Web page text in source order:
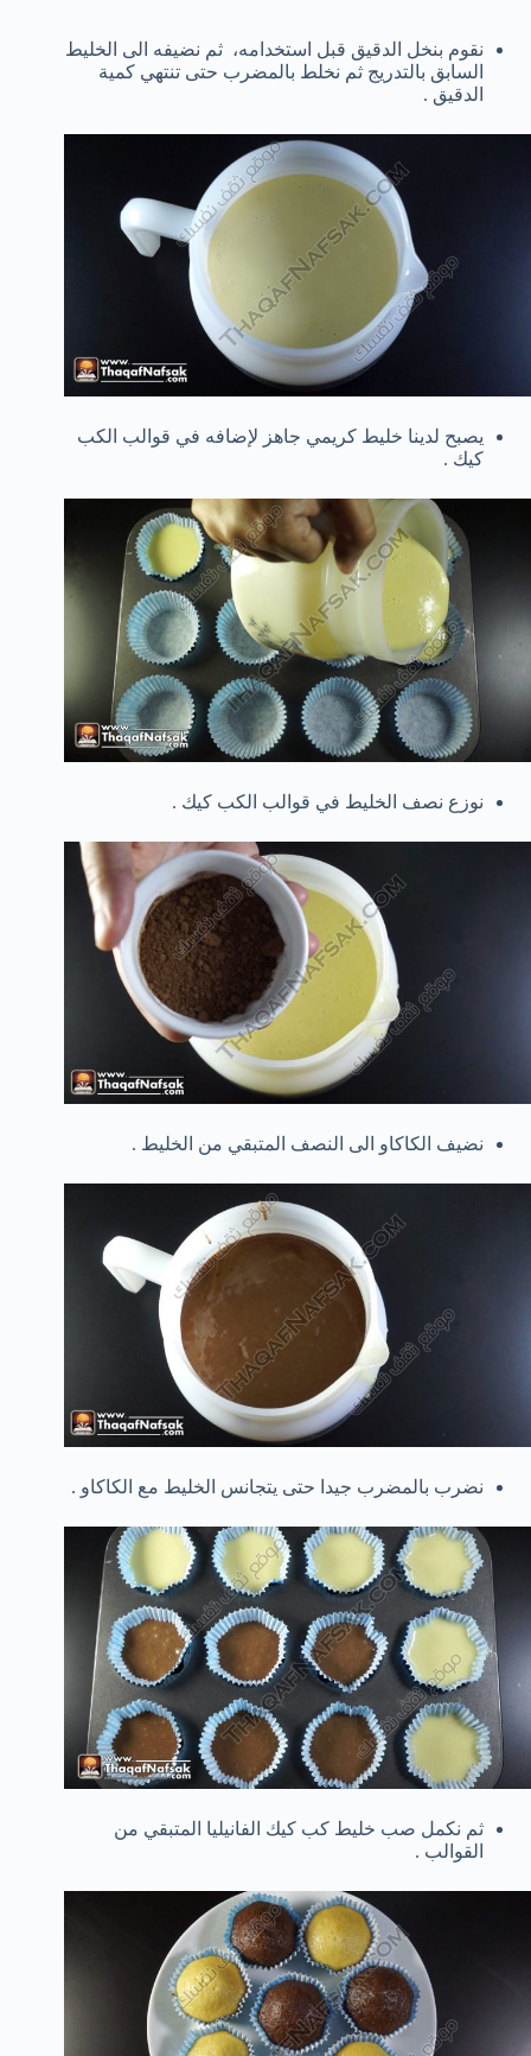
نقوم بنخل الدقيق قبل استخدامه، ثم نضيفه الى الخليط
السابق بالتدريج ثم نخلط بالمضرب حتى تنتهي كمية
الدقيق .
يصبح لدينا خليط كريمي جاهز لإضافه في قوالب الكب
كيك .
نوزع نصف الخليط في قوالب الكب كيك .
نضيف الكاكاو الى النصف المتبقي من الخليط .
نضرب بالمضرب جيدا حتى يتجانس الخليط مع الكاكاو .
ثم نكمل صب خليط كب كيك الفانيليا المتبقي من
القوالب .